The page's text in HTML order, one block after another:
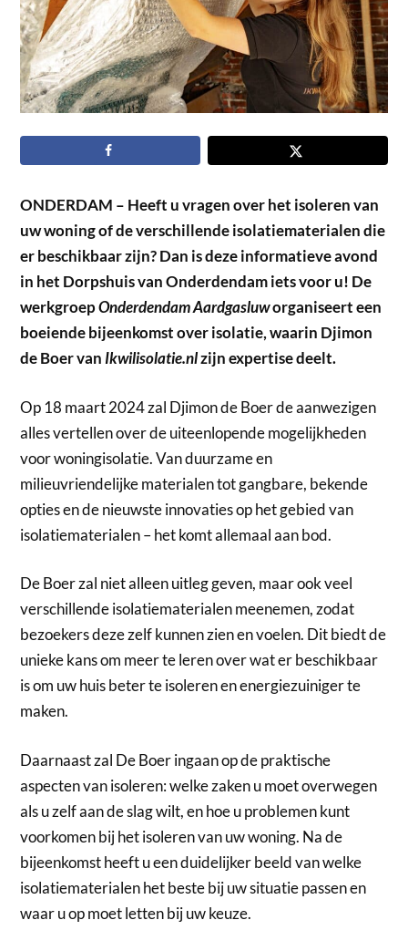
ONDERDAM – Heeft u vragen over het isoleren van
uw woning of de verschillende isolatiematerialen die
er beschikbaar zijn? Dan is deze informatieve avond
in het Dorpshuis van Onderdendam iets voor u! De
werkgroepOnderdendam Aardgasluworganiseert een
boeiende bijeenkomst over isolatie, waarin Djimon
de Boer vanIkwilisolatie.nlzijn expertise deelt.
Op 18 maart 2024 zal Djimon de Boer de aanwezigen
alles vertellen over de uiteenlopende mogelijkheden
voor woningisolatie. Van duurzame en
milieuvriendelijke materialen tot gangbare, bekende
opties en de nieuwste innovaties op het gebied van
isolatiematerialen – het komt allemaal aan bod.
De Boer zal niet alleen uitleg geven, maar ook veel
verschillende isolatiematerialen meenemen, zodat
bezoekers deze zelf kunnen zien en voelen. Dit biedt de
unieke kans om meer te leren over wat er beschikbaar
is om uw huis beter te isoleren en energiezuiniger te
maken.
Daarnaast zal De Boer ingaan op de praktische
aspecten van isoleren: welke zaken u moet overwegen
als u zelf aan de slag wilt, en hoe u problemen kunt
voorkomen bij het isoleren van uw woning. Na de
bijeenkomst heeft u een duidelijker beeld van welke
isolatiematerialen het beste bij uw situatie passen en
waar u op moet letten bij uw keuze.